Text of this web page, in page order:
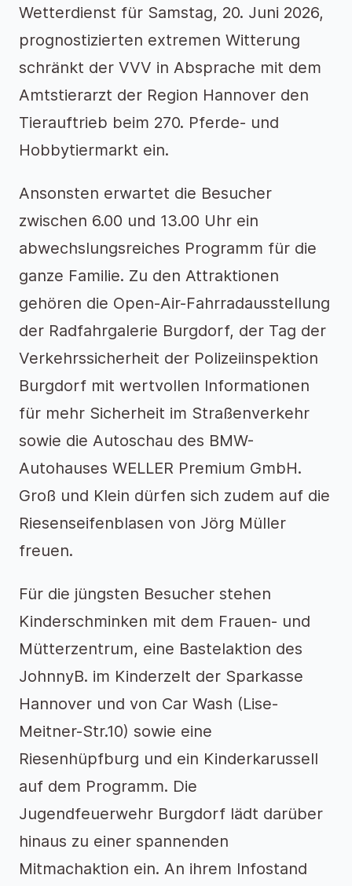
Wetterdienst für Samstag, 20. Juni 2026,
prognostizierten extremen Witterung
schränkt der VVV in Absprache mit dem
Amtstierarzt der Region Hannover den
Tierauftrieb beim 270. Pferde- und
Hobbytiermarkt ein.
Ansonsten erwartet die Besucher
zwischen 6.00 und 13.00 Uhr ein
abwechslungsreiches Programm für die
ganze Familie. Zu den Attraktionen
gehören die Open-Air-Fahrradausstellung
der Radfahrgalerie Burgdorf, der Tag der
Verkehrssicherheit der Polizeiinspektion
Burgdorf mit wertvollen Informationen
für mehr Sicherheit im Straßenverkehr
sowie die Autoschau des BMW-
Autohauses WELLER Premium GmbH.
Groß und Klein dürfen sich zudem auf die
Riesenseifenblasen von Jörg Müller
freuen.
Für die jüngsten Besucher stehen
Kinderschminken mit dem Frauen- und
Mütterzentrum, eine Bastelaktion des
JohnnyB. im Kinderzelt der Sparkasse
Hannover und von Car Wash (Lise-
Meitner-Str.10) sowie eine
Riesenhüpfburg und ein Kinderkarussell
auf dem Programm. Die
Jugendfeuerwehr Burgdorf lädt darüber
hinaus zu einer spannenden
Mitmachaktion ein. An ihrem Infostand